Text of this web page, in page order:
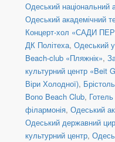
Одеський національний
Одеський академічний
Концерт-хол «САДИ
ДК Політеха, Одеський
Beach-club «Пляжнік»,
культурний центр «Beit
Віри Холодної), Брістоль
Bono Beach Club,
філармонія, Одеський
Одеський державний
культурний центр,